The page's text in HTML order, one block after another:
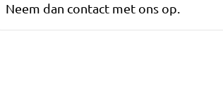
Neem dan contact met ons op.